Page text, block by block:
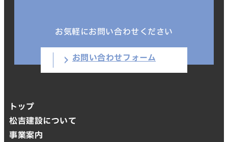
お気軽にお問い合わせください
お問い合わせフォーム
トップ
松吉建設について
事業案内